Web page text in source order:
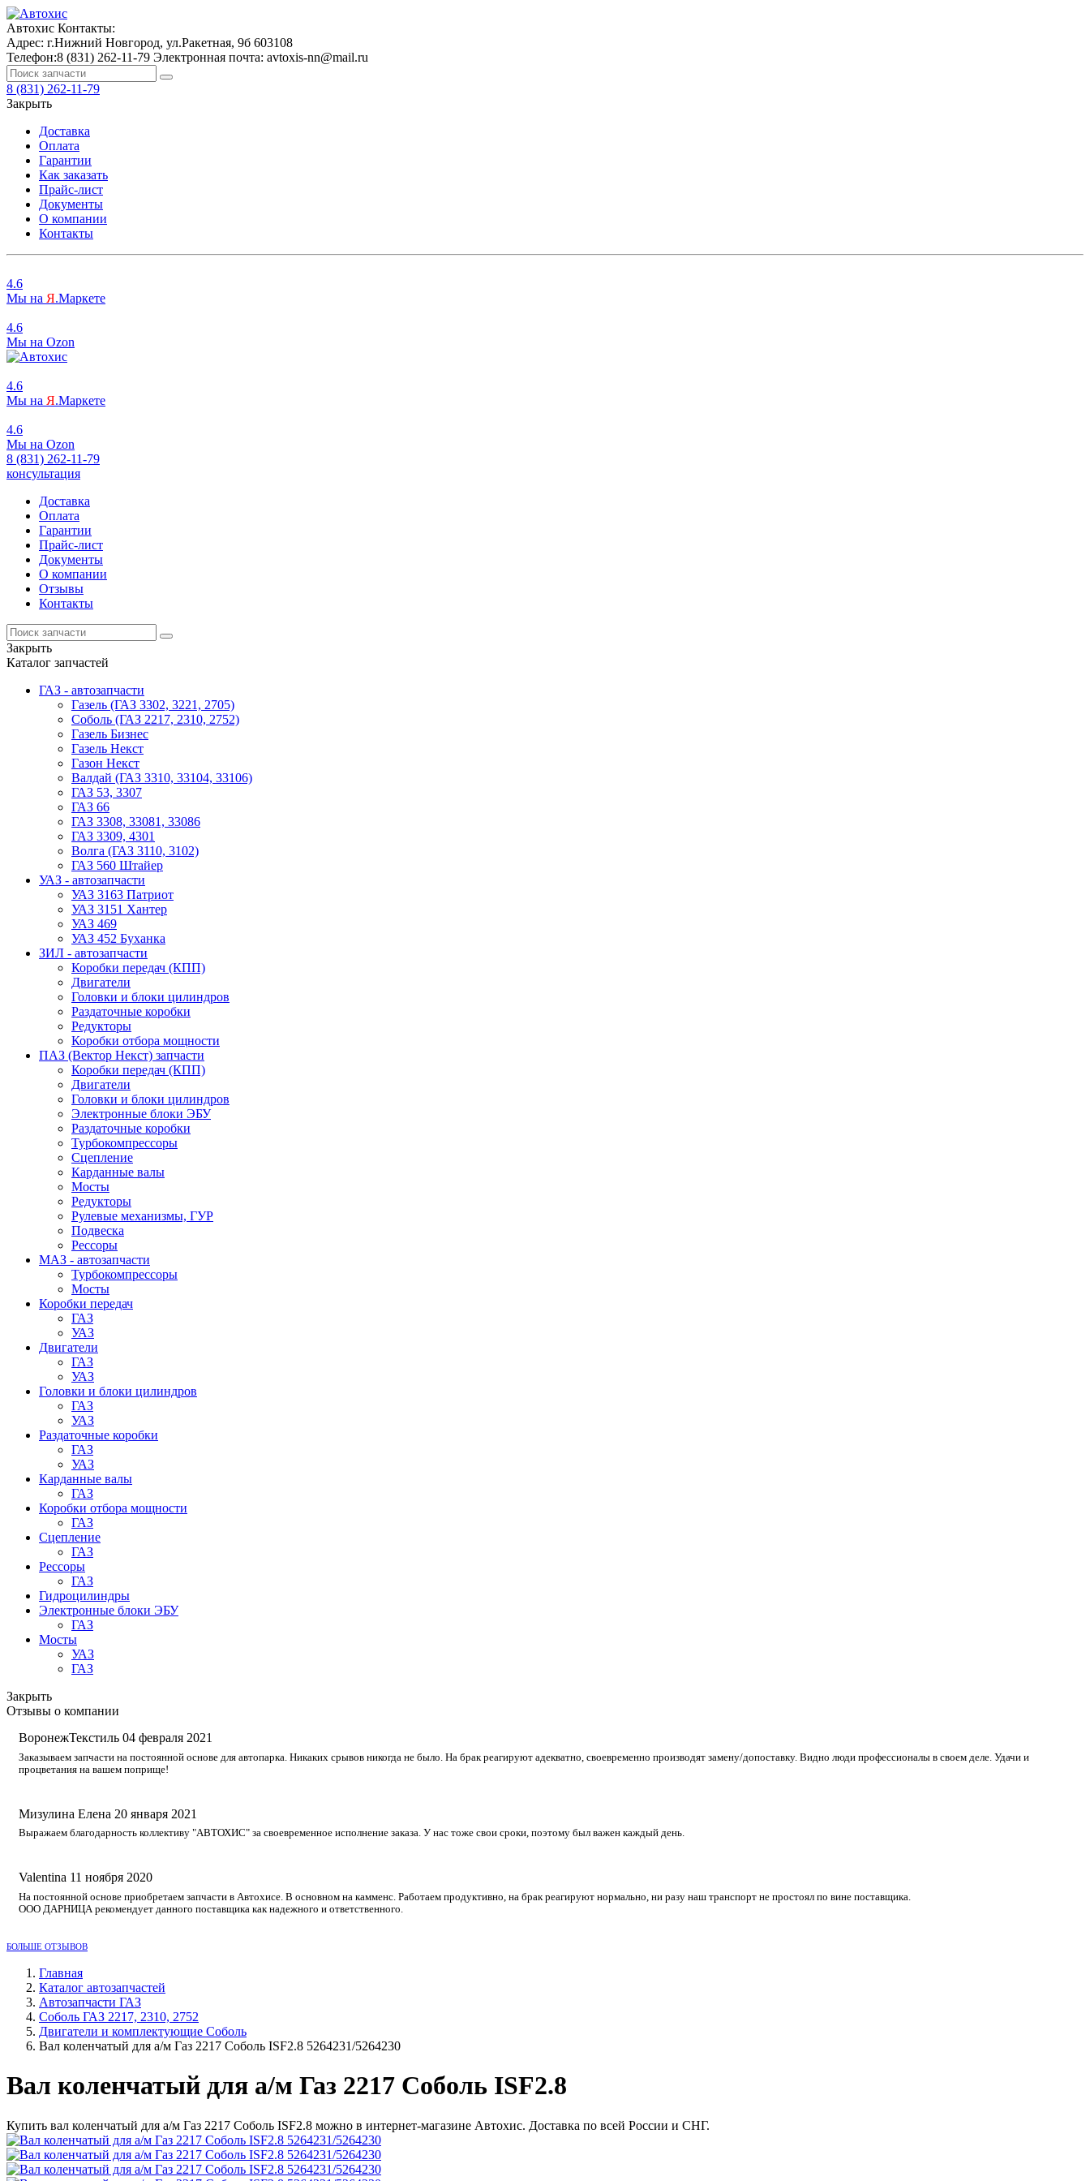
Автохис Контакты:
Адрес: г.Нижний Новгород, ул.Ракетная, 9б 603108
Телефон:8 (831) 262-11-79 Электронная почта: avtoxis-nn@mail.ru
8 (831) 262-11-79
Закрыть
Доставка
Оплата
Гарантии
Как заказать
Прайс-лист
Документы
О компании
Контакты
4.6
Мы на Я.Маркете
4.6
Мы на Ozon
4.6
Мы на Я.Маркете
4.6
Мы на Ozon
8 (831) 262-11-79
консультация
Доставка
Оплата
Гарантии
Прайс-лист
Документы
О компании
Отзывы
Контакты
Закрыть
Каталог запчастей
ГАЗ - автозапчасти
Газель (ГАЗ 3302, 3221, 2705)
Соболь (ГАЗ 2217, 2310, 2752)
Газель Бизнес
Газель Некст
Газон Некст
Валдай (ГАЗ 3310, 33104, 33106)
ГАЗ 53, 3307
ГАЗ 66
ГАЗ 3308, 33081, 33086
ГАЗ 3309, 4301
Волга (ГАЗ 3110, 3102)
ГАЗ 560 Штайер
УАЗ - автозапчасти
УАЗ 3163 Патриот
УАЗ 3151 Хантер
УАЗ 469
УАЗ 452 Буханка
ЗИЛ - автозапчасти
Коробки передач (КПП)
Двигатели
Головки и блоки цилиндров
Раздаточные коробки
Редукторы
Коробки отбора мощности
ПАЗ (Вектор Некст) запчасти
Коробки передач (КПП)
Двигатели
Головки и блоки цилиндров
Электронные блоки ЭБУ
Раздаточные коробки
Турбокомпрессоры
Сцепление
Карданные валы
Мосты
Редукторы
Рулевые механизмы, ГУР
Подвеска
Рессоры
МАЗ - автозапчасти
Турбокомпрессоры
Мосты
Коробки передач
ГАЗ
УАЗ
Двигатели
ГАЗ
УАЗ
Головки и блоки цилиндров
ГАЗ
УАЗ
Раздаточные коробки
ГАЗ
УАЗ
Карданные валы
ГАЗ
Коробки отбора мощности
ГАЗ
Сцепление
ГАЗ
Рессоры
ГАЗ
Гидроцилиндры
Электронные блоки ЭБУ
ГАЗ
Мосты
УАЗ
ГАЗ
Закрыть
Отзывы о компании
ВоронежТекстиль 04 февраля 2021
Заказываем запчасти на постоянной основе для автопарка. Никаких срывов никогда не было. На брак реагируют адекватно, своевременно производят замену/допоставку. Видно люди профессионалы в своем деле. Удачи и
процветания на вашем поприще!
Мизулина Елена 20 января 2021
Выражаем благодарность коллективу "АВТОХИС" за своевременное исполнение заказа. У нас тоже свои сроки, поэтому был важен каждый день.
Valentina 11 ноября 2020
На постоянной основе приобретаем запчасти в Автохисе. В основном на камменс. Работаем продуктивно, на брак реагируют нормально, ни разу наш транспорт не простоял по вине поставщика.
ООО ДАРНИЦА рекомендует данного поставщика как надежного и ответственного.
БОЛЬШЕ ОТЗЫВОВ
Главная
Каталог автозапчастей
Автозапчасти ГАЗ
Соболь ГАЗ 2217, 2310, 2752
Двигатели и комплектующие Соболь
Вал коленчатый для а/м Газ 2217 Соболь ISF2.8 5264231/5264230
Вал коленчатый для а/м Газ 2217 Соболь ISF2.8
Купить вал коленчатый для а/м Газ 2217 Соболь ISF2.8 можно в интернет-магазине Автохис. Доставка по всей России и СНГ.